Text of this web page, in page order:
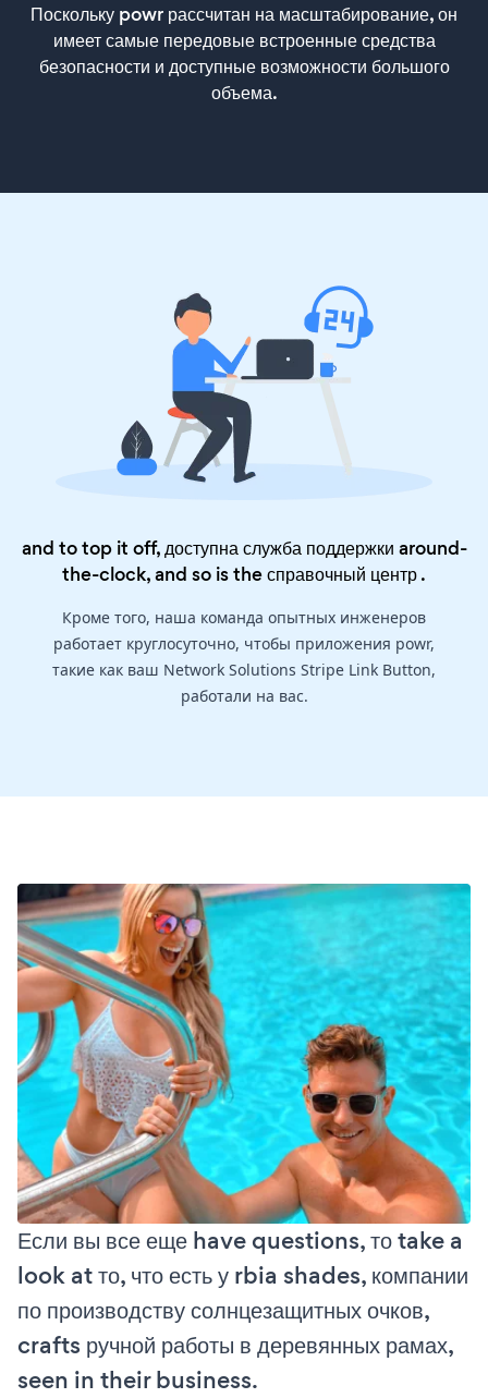
Поскольку powr рассчитан на масштабирование, он
имеет самые передовые встроенные средства
безопасности и доступные возможности большого
объема.
and to top it off, доступна служба поддержки around-
the-clock, and so is theсправочный центр.
Кроме того, наша команда опытных инженеров
работает круглосуточно, чтобы приложения powr,
такие как ваш Network Solutions Stripe Link Button,
работали на вас.
Если вы все еще have questions, то take a
look at то, что есть у rbia shades, компании
по производству солнцезащитных очков,
crafts ручной работы в деревянных рамах,
seen in their business.